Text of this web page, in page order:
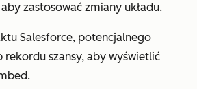
aby zastosować zmiany układu.
Salesforce, potencjalnego
rekordu szansy, aby wyświetlić